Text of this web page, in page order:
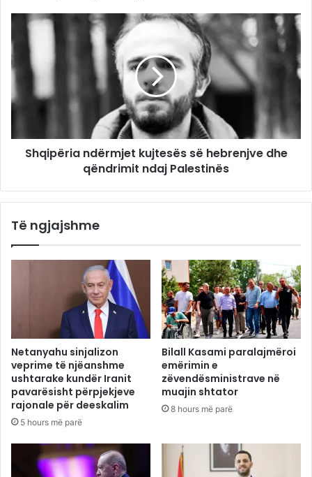
Shqipëria ndërmjet kujtesës së hebrenjve dhe
qëndrimit ndaj Palestinës
Të ngjajshme
Netanyahu sinjalizon
veprime të njëanshme
ushtarake kundër Iranit
pavarësisht përpjekjeve
rajonale për deeskalim
5 hours më parë
Bilall Kasami paralajmëroi
emërimin e
zëvendësministrave në
muajin shtator
8 hours më parë